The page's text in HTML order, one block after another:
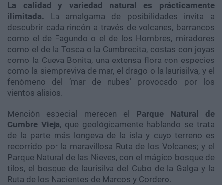
La calidad y variedad natural es prácticamente
ilimitada. La amalgama de posibilidades invita a
descubrir cada rincón a través de volcanes, barrancos
como el de Fagundo o el de los Hombres, miradores
como el de la Tosca o la Cumbrecita, costas con joyas
como la Cueva Bonita, una extensa flora con especies
como la siempreviva de mar, el drago o la laurisilva, y el
fenómeno del ‘mar de nubes’ provocado por los
vientos alisios.
Mención especial merecen el Parque Natural de
Cumbre Vieja, que geológicamente hablando se trata
de la parte más longeva de la isla y cuyo terreno es
recorrido por la maravillosa Ruta de los Volcanes; y el
Parque Natural de las Nieves, con el mágico bosque de
tilos, el bosque de laurisilva del Cubo de la Galga y la
Ruta de los Nacientes de Marcos y Cordero.